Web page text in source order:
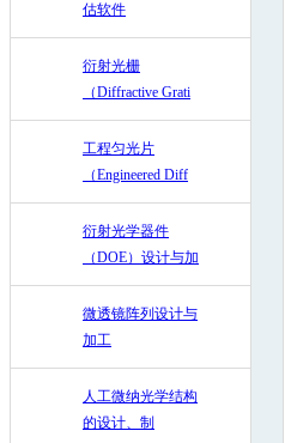
估软件
衍射光栅
（Diffractive Grati
工程匀光片
（Engineered Diff
衍射光学器件
（DOE）设计与加
微透镜阵列设计与
加工
人工微纳光学结构
的设计、制